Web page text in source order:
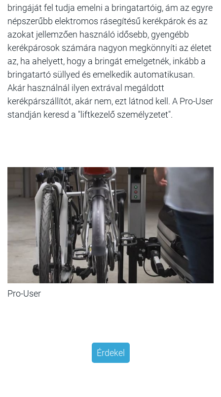
bringáját fel tudja emelni a bringatartóig, ám az egyre
népszerűbb elektromos rásegítésű kerékpárok és az
azokat jellemzően használó idősebb, gyengébb
kerékpárosok számára nagyon megkönnyíti az életet
az, ha ahelyett, hogy a bringát emelgetnék, inkább a
bringatartó süllyed és emelkedik automatikusan.
Akár használnál ilyen extrával megáldott
kerékpárszállítót, akár nem, ezt látnod kell. A Pro-User
standján keresd a "liftkezelő személyzetet".
Pro-User
Érdekel